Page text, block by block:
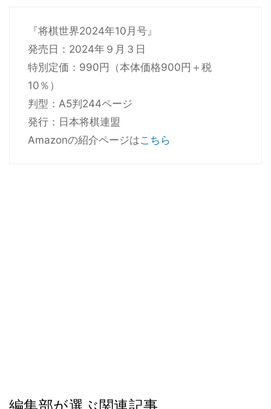
『将棋世界2024年10月号』
発売日：2024年９月３日
特別定価：990円（本体価格900円＋税
10％）
判型：A5判244ページ
発行：日本将棋連盟
Amazonの紹介ページはこちら
編集部が選ぶ関連記事